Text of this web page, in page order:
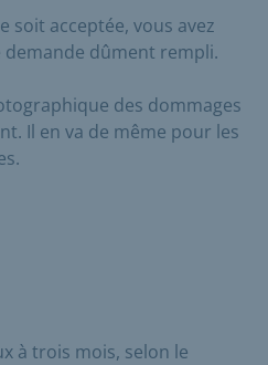
soit acceptée, vous avez
dûment rempli.
des dommages
Il en va de même pour les
à trois mois, selon le